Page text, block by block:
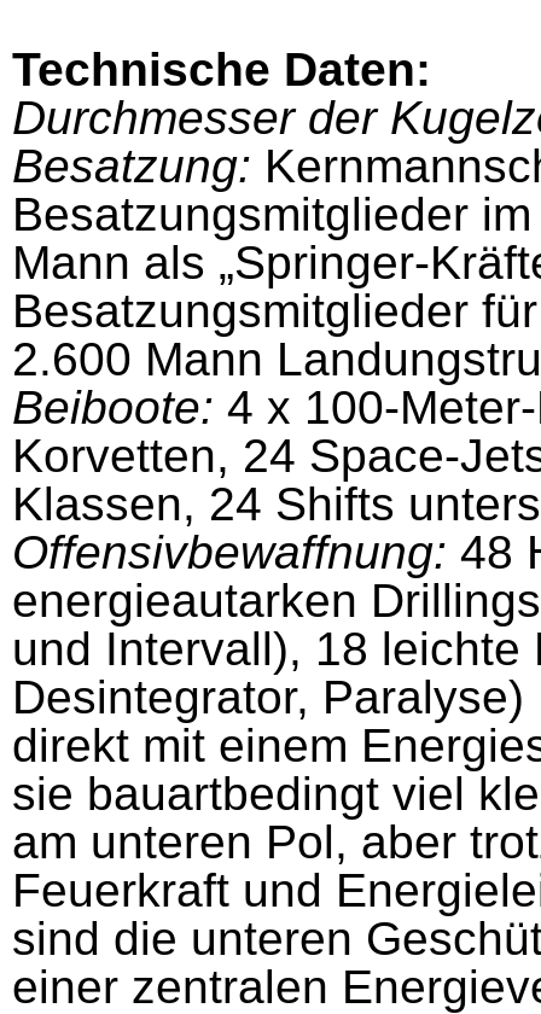
Technische Daten:
Durchmesser der
Besatzung:
Besatzungsmitglieder
Mann als „Springer-
Besatzungsmitglieder
2.600 Mann
Beiboote: 4 x 100-
Korvetten, 24 Space-
Klassen, 24 Shifts
Offensivbewaffnung: 48
energieautarken
und Intervall), 18
Desintegrator,
direkt mit einem
sie bauartbedingt viel
am unteren Pol, aber
Feuerkraft und
sind die unteren
einer zentralen